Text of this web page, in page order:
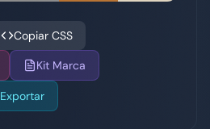
Copiar CSS
Kit Marca
Exportar